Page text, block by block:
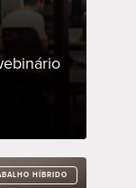
HÍBRIDO
HÍBRIDO